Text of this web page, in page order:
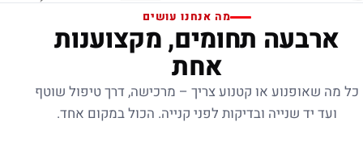
מה אנחנו עושים
ארבעה תחומים, מקצוענות
אחת
כל מה שאופנוע או קטנוע צריך – מרכישה, דרך טיפול שוטף
ועד יד שנייה ובדיקות לפני קנייה. הכול במקום אחד.